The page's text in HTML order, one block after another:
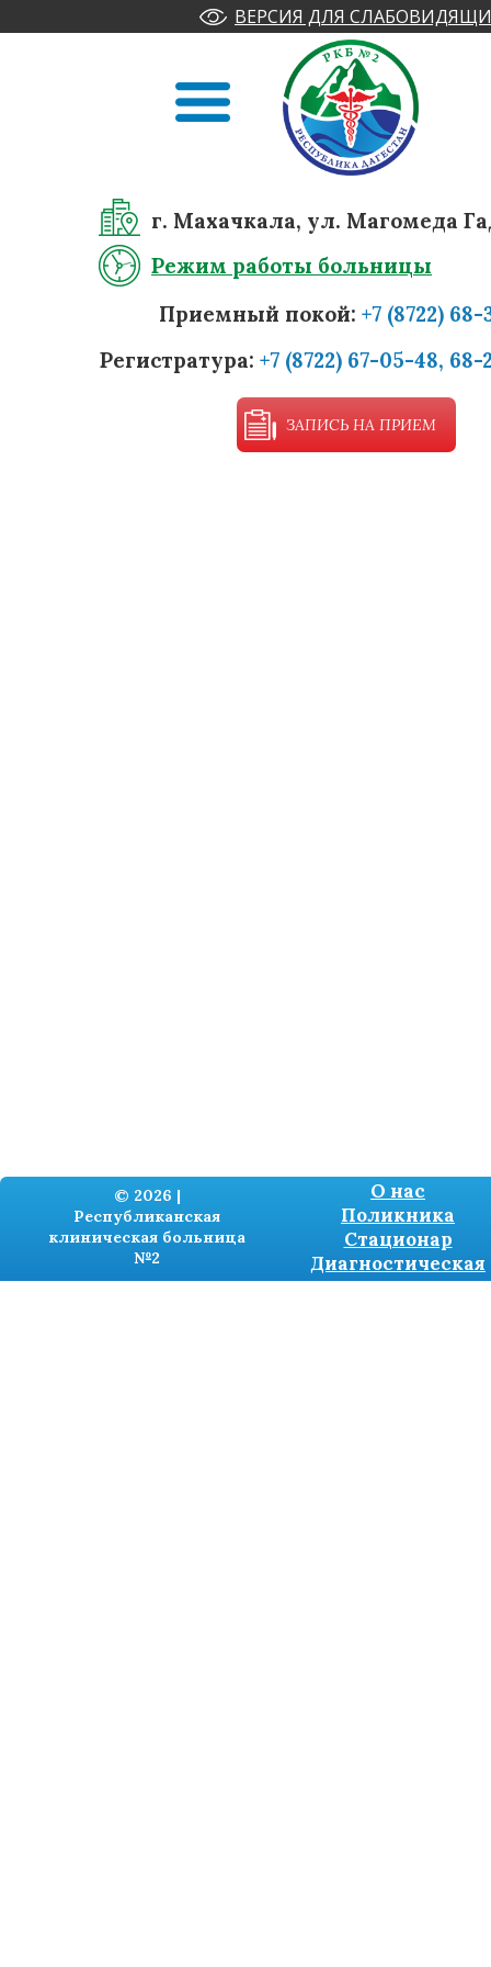
ВЕРСИЯ ДЛЯ
г. Махачкала, ул. Магомеда
Режим работы больницы
Приемный покой: +7 (8722)
Регистратура: +7 (8722) 67-05-48, 68-
ЗАПИСЬ НА ПРИЕМ
© 2026 |
Республиканская
клиническая больница
№2
О нас
Поликника
Стационар
Диагностическая